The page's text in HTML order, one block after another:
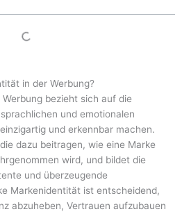
in der Werbung?
bezieht sich auf die
und emotionalen
und erkennbar machen.
dazu beitragen, wie eine Marke
wird, und bildet die
und überzeugende
Markenidentität ist entscheidend,
abzuheben, Vertrauen aufzubauen